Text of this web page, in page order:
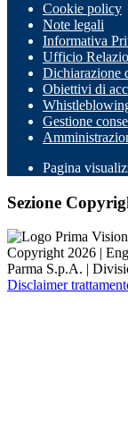
Cookie policy
Note legali
Informativa
Ufficio
Dichiarazione
Obiettivi di
Gestione
Pagina
Sezione
Copyright 2026 |
Parma S.p.A. |
Disclaimer